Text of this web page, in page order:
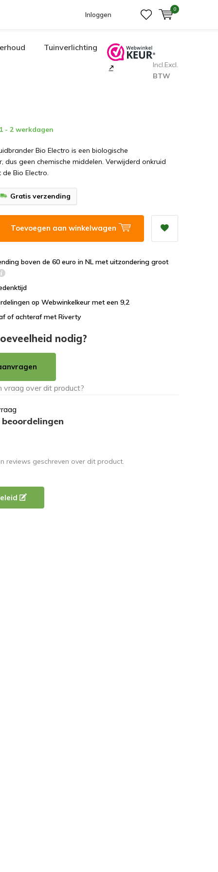
Inloggen
0
Tuinverlichting
Incl.Excl.
BTW
- 2 werkdagen
Bio Electro is een biologische
dus geen chemische middelen. Verwijderd onkruid
Bio Electro.
Gratis verzending
Toevoegen aan winkelwagen
boven de 60 euro in NL met uitzondering groot
op Webwinkelkeur met een 9,2
of achteraf met Riverty
nodig?
reviews geschreven over dit product.